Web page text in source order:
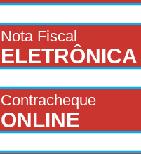
Nota Fiscal
ELETRÔNICA
Contracheque
ONLINE